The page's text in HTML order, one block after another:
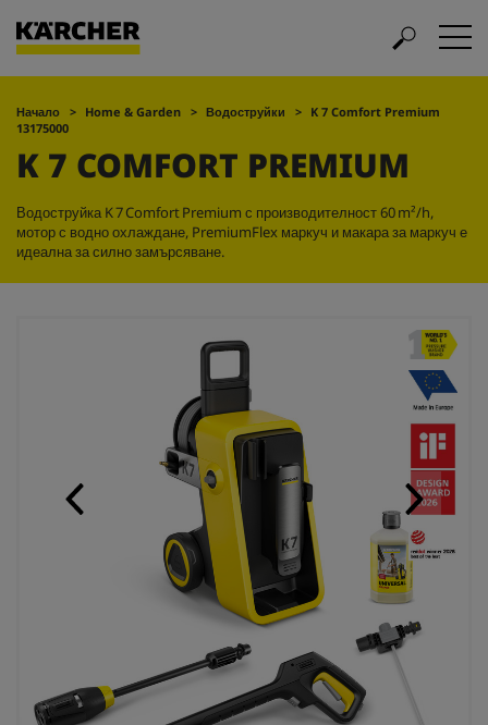
Начало Home & Garden Водоструйки
K 7 Comfort Premium
13175000
K 7 COMFORT PREMIUM
Водоструйка K 7 Comfort Premium с производителност 60 m²/h,
мотор с водно охлаждане, PremiumFlex маркуч и макара за маркуч е
идеална за силно замърсяване.